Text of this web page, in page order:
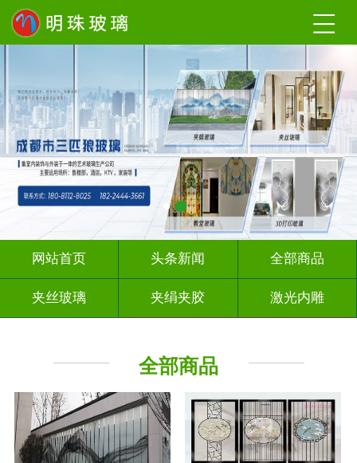
网站首页 头条新闻 全部商品
夹丝玻璃 夹绢夹胶 激光内雕
其它玻璃
全部商品